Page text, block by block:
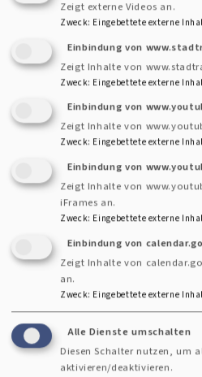
Cookie-Einstellungen
Newsletter
Datenschutzerklärung
Barrierefreiheitserklärung
Benutzermenü
Zeigt externe Videos an.
Zweck: Eingebettete externe
Einbindung von
Zeigt Inhalte von
Zweck: Eingebettete externe
Einbindung von
Zeigt Inhalte von
Zweck: Eingebettete externe
Einbindung von
Zeigt Inhalte von
iFrames an.
Zweck: Eingebettete externe
Einbindung von
Zeigt Inhalte von
an.
Zweck: Eingebettete externe
Alle Dienste umschalten
Diesen Schalter nutzen, um
aktivieren/deaktivieren.